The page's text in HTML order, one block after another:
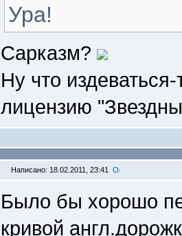
Ура!
Сарказм?
Ну что
лицензию
Написано: 18.02.2011, 23:41
Было бы хорошо
кривой